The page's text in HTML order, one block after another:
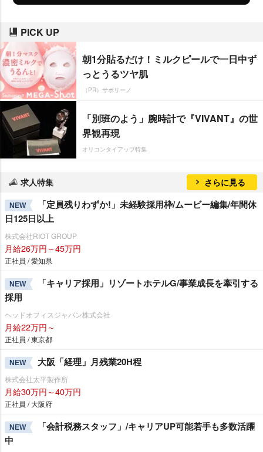
PICK UP
朝1分貼るだけ！ミルクピールで一日中ず
っとうるツヤ肌
（PR）サボリーノ
「別班のよう」腕時計で『VIVANT』の世
界観再現
オリコンタイアップ特集
求人特集 さらに見る
NEW
「定員残りわずか!」未経験採用枠/ムービー編集/年間休
日125日以上
株式会社RIOT GROUP
月給26万円～45万円
正社員 / 愛知県
NEW
「キャリア採用」リゾートホテルG/事業成長を牽引する
採用
ヘッドオフィスジャパン株式会社
月給22万円～
正社員 / 東京都
NEW 大阪「経理」月残業20H程
株式会社太平製作所
月給30万円～40万円
正社員 / 大阪府
NEW
「会計税務スタッフ」/キャリアUP可能若手も多数活躍
中